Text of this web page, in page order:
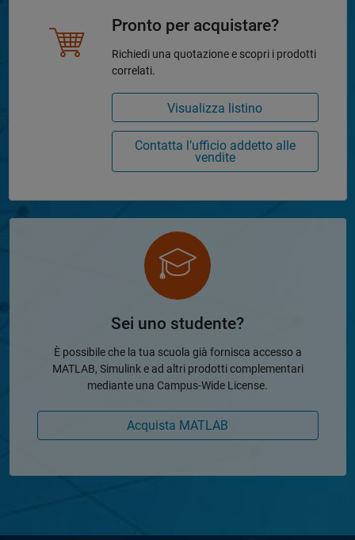
Pronto per acquistare?
Richiedi una quotazione e scopri i prodotti
correlati.
Visualizza listino
Contatta l’ufficio addetto alle
vendite
Sei uno studente?
È possibile che la tua scuola già fornisca accesso a
MATLAB, Simulink e ad altri prodotti complementari
mediante una Campus-Wide License.
Acquista MATLAB